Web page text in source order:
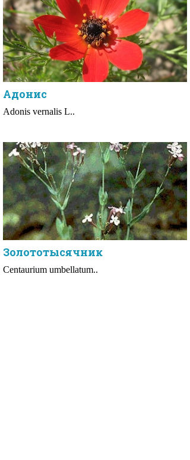
Адонис
Adonis vernalis L..
Золототысячник
Centaurium umbellatum..